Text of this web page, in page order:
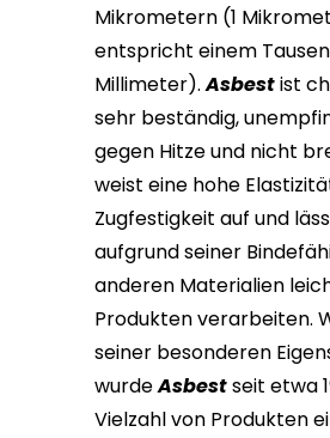
Mikrometern (1
entspricht einem
Millimeter).Asbestist
sehr beständig,
gegen Hitze und nicht
weist eine hohe
Zugfestigkeit auf und
aufgrund seiner
anderen Materialien
Produkten verarbeiten.
seiner besonderen
wurdeAsbestseit etwa
Vielzahl von Produkten